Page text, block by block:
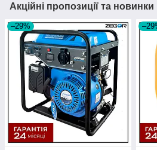
Акційні пропозиції та новинки
–29%